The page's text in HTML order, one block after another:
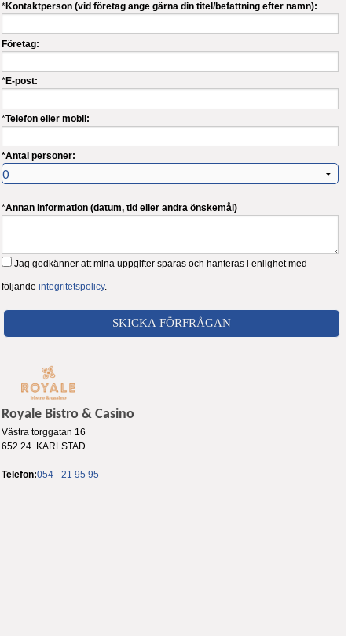
*Kontaktperson (vid företag ange gärna din titel/befattning efter namn):
Företag:
*E-post:
*Telefon eller mobil:
*Antal personer:
*Annan information (datum, tid eller andra önskemål)
Jag godkänner att mina uppgifter sparas och hanteras i enlighet med
följandeintegritetspolicy.
Royale Bistro & Casino
Västra torggatan 16
652 24 KARLSTAD
Telefon:054 - 21 95 95